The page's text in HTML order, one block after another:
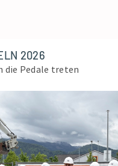
2026
die Pedale treten